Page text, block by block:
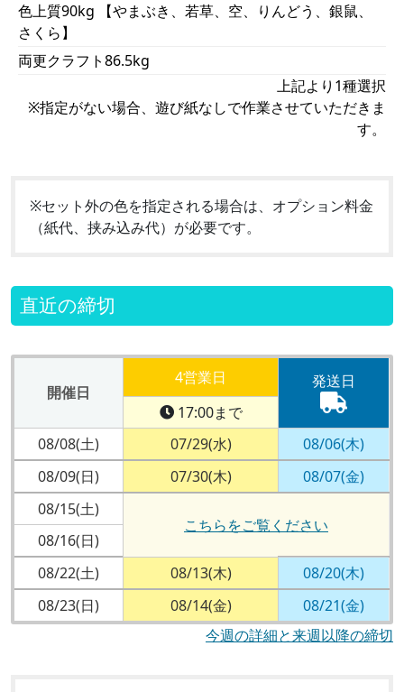
色上質90kg 【やまぶき、若草、空、りんどう、銀鼠、
さくら】
両更クラフト86.5kg
上記より1種選択
※指定がない場合、遊び紙なしで作業させていただきま
す。
※セット外の色を指定される場合は、オプション料金
（紙代、挟み込み代）が必要です。
直近の締切
開催日
4営業日
発送日
17:00まで
08/08(土)
07/29(水)
08/06(木)
08/09(日)
07/30(木)
08/07(金)
08/15(土)
こちらをご覧ください
08/16(日)
08/22(土)
08/13(木)
08/20(木)
08/23(日)
08/14(金)
08/21(金)
今週の詳細と来週以降の締切